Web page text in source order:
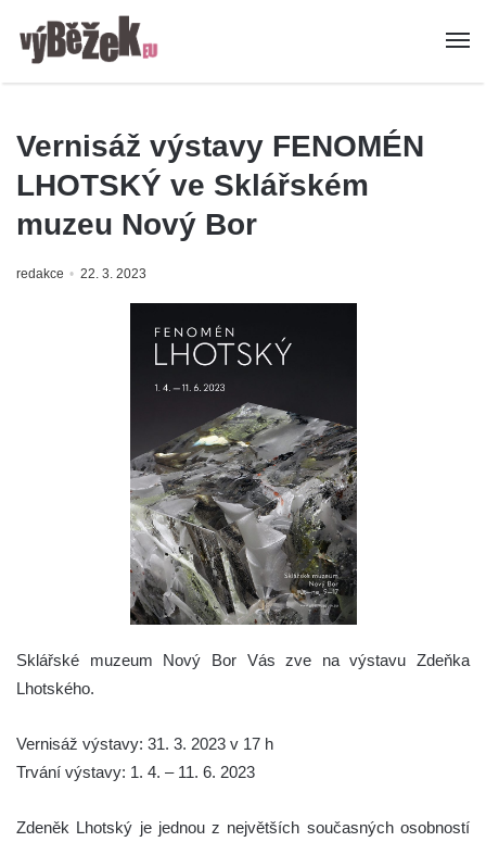
Vernisáž výstavy FENOMÉN
LHOTSKÝ ve Sklářském
muzeu Nový Bor
redakce 22. 3. 2023
Sklářské muzeum Nový Bor Vás zve na výstavu Zdeňka
Lhotského.
Vernisáž výstavy: 31. 3. 2023 v 17 h
Trvání výstavy: 1. 4. – 11. 6. 2023
Zdeněk Lhotský je jednou z největších současných osobností